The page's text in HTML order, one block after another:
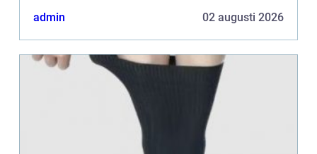
admin 02 augusti 2026